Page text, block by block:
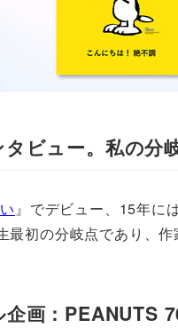
タビュー。私の分
』でデビュー、15年に
最初の分岐点であり、
画：PEANUTS